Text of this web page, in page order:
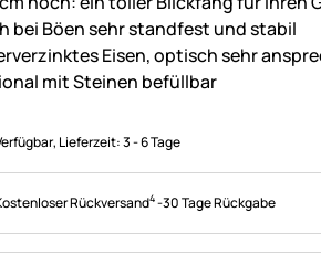
bei Böen sehr standfest und stabil
Eisen, optisch sehr
mit Steinen befüllbar
, Lieferzeit:3 - 6 Tage
Rückversand4-30 Tage Rückgabe